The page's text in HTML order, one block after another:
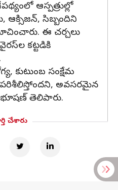
ఆస్పత్రుల్లో
ఆక్సిజన్, సిబ్బందిని
ఈ చర్చలు
కట్టడికి
కుటుంబ సంక్షేమ
అవసరమైన
తెలిపారు.
చేశారు